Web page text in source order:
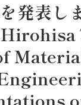
発表し